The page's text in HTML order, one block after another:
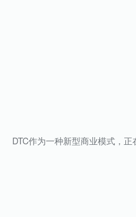
DTC作为一种新型商业模式，